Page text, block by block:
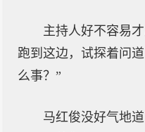
主持人好不容易
跑到这边，试探着问
么事？”
马红俊没好气地